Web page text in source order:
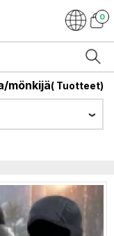
0
mönkijä( Tuotteet)